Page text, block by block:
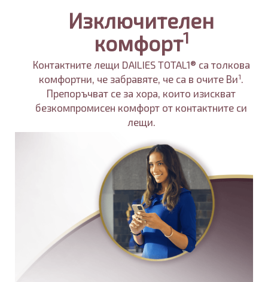
Изключителен
комфорт1
Контактните лещи DAILIES TOTAL1® са толкова
комфортни, че забравяте, че са в очите Ви1
Препоръчват се за хора, които изискват
безкомпромисен комфорт от контактните си
лещи.